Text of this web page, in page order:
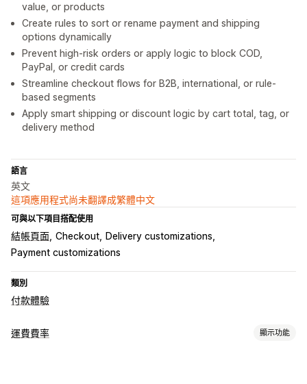
value, or products
Create rules to sort or rename payment and shipping
options dynamically
Prevent high-risk orders or apply logic to block COD,
PayPal, or credit cards
Streamline checkout flows for B2B, international, or rule-
based segments
Apply smart shipping or discount logic by cart total, tag, or
delivery method
語言
英文
這項應用程式尚未翻譯成繁體中文
可與以下項目搭配使用
結帳頁面 Checkout
Delivery customizations
Payment customizations
類別
付款體驗
運費費率 顯示功能